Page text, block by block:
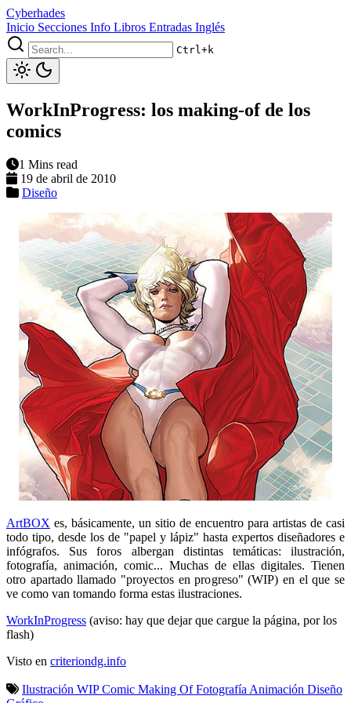
Cyberhades
Inicio Secciones Info Libros Entradas Inglés
Ctrl+k
WorkInProgress: los making-of de los
comics
1 Mins read
19 de abril de 2010
Diseño
ArtBOX es, básicamente, un sitio de encuentro para artistas de casi
todo tipo, desde los de "papel y lápiz" hasta expertos diseñadores e
infógrafos. Sus foros albergan distintas temáticas: ilustración,
fotografía, animación, comic... Muchas de ellas digitales. Tienen
otro apartado llamado "proyectos en progreso" (WIP) en el que se
ve como van tomando forma estas ilustraciones.
WorkInProgress (aviso: hay que dejar que cargue la página, por los
flash)
Visto en criteriondg.info
Ilustración WIPComic Making OfFotografía Animación Diseño